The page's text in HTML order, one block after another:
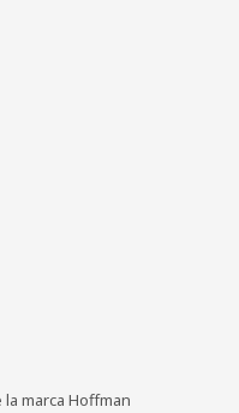
marca Hoffman